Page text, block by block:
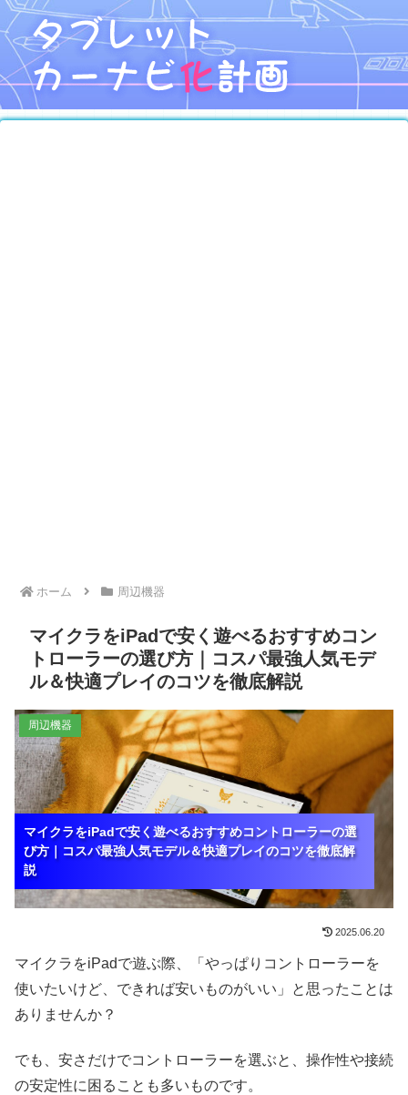
ホーム 周辺機器
マイクラをiPadで安く遊べるおすすめコン
トローラーの選び方｜コスパ最強人気モデ
ル＆快適プレイのコツを徹底解説
マイクラをiPadで安く遊べるおすすめコントローラーの選
び方｜コスパ最強人気モデル＆快適プレイのコツを徹底解
説
マイクラをiPadで安く遊べるおすすめコントローラーの選
び方｜コスパ最強人気モデル＆快適プレイのコツを徹底解
説
マイクラをiPadで安く遊べるおすすめコントローラーの選
び方｜コスパ最強人気モデル＆快適プレイのコツを徹底解
説
周辺機器
2025.06.20
マイクラをiPadで遊ぶ際、「やっぱりコントローラーを
使いたいけど、できれば安いものがいい」と思ったことは
ありませんか？
でも、安さだけでコントローラーを選ぶと、操作性や接続
の安定性に困ることも多いものです。